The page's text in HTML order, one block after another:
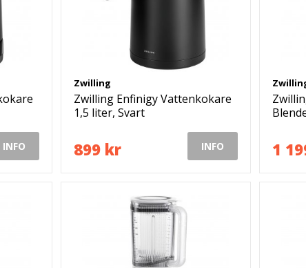
INFO
Zwilling
Zwilling Enfinigy Vattenkokare
1,5 liter, Svart
899 kr INFO 1